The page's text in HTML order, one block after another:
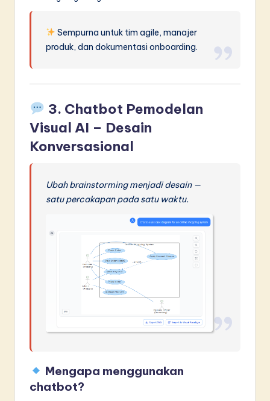
Sempurna untuk tim agile, manajer
produk, dan dokumentasi onboarding.
3. Chatbot Pemodelan
Visual AI – Desain
Konversasional
Ubah brainstorming menjadi desain —
satu percakapan pada satu waktu.
Mengapa menggunakan
chatbot?